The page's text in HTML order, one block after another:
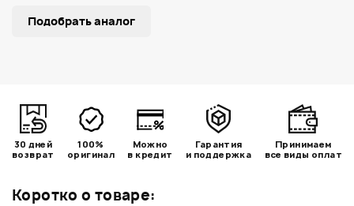
Коротко о товаре:
Подобрать аналог
30 дней
возврат
100%
оригинал
Можно
в кредит
Гарантия
и поддержка
Принимаем
все виды оплат